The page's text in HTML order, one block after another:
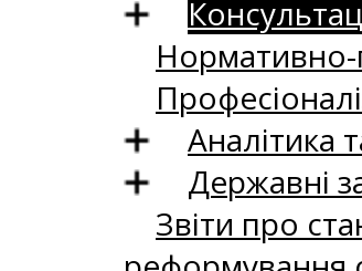
Нормативно-
Аналітика
Державні
Звіти про